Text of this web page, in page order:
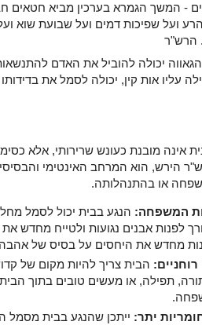
- המשך הגמרא בערכין מביא חטאים
ועל שפיכות דמים ועל שבועת שוא
הרש"ר
הגאווה יכולה להוביל את האדם
עליו אות קין, יכולה לסמל את
אינה מובנת כעונש שרירותי, אלא
הירש, הוא המרחב האינטימי
או בהתנהלותה.
המשפחה: הנגע בבית יכול לסמל
לפנות אבנים נגועות ולטייח מחדש
מחדש את היחסים על בסיס של אהבה
הבית צריך להיות מקום של
תפילה, או מעשים טובים בתוך הבית.
יתר: ייתכן שהנגע בבית מסמל